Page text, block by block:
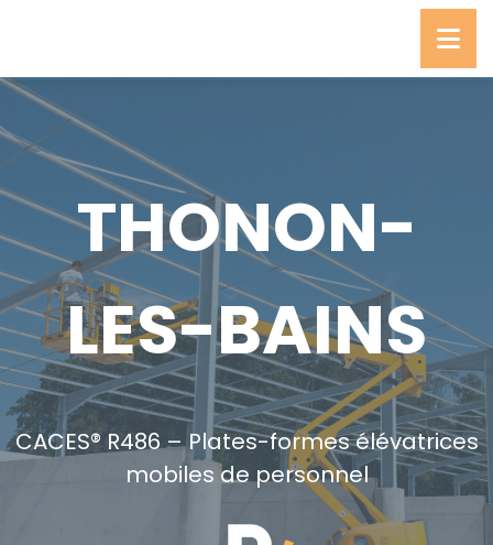
THONON-
LES-BAINS
CACES® R486 – Plates-formes élévatrices
mobiles de personnel